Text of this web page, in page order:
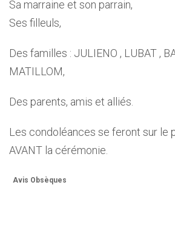
Sa marraine et son parrain,
Ses filleuls,
Des familles : JULIENO , LUBAT ,
MATILLOM,
Des parents, amis et alliés.
Les condoléances se feront sur le
AVANT la cérémonie.
Avis Obsèques